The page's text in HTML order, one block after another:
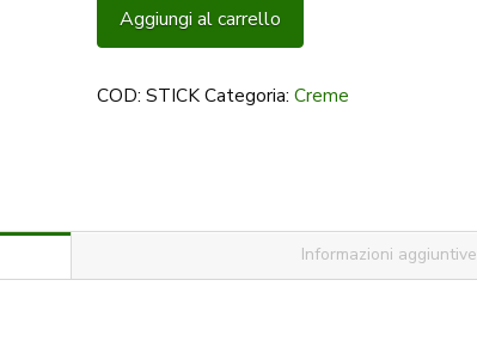
all'olio
extravergine
oliva
Aggiungi al carrello
COD:STICK Categoria:Creme
Informazioni aggiuntive